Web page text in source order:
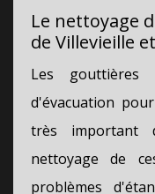
Le nettoyage
de Villevieille
Les gouttières
d'évacuation
très important
nettoyage de
problèmes